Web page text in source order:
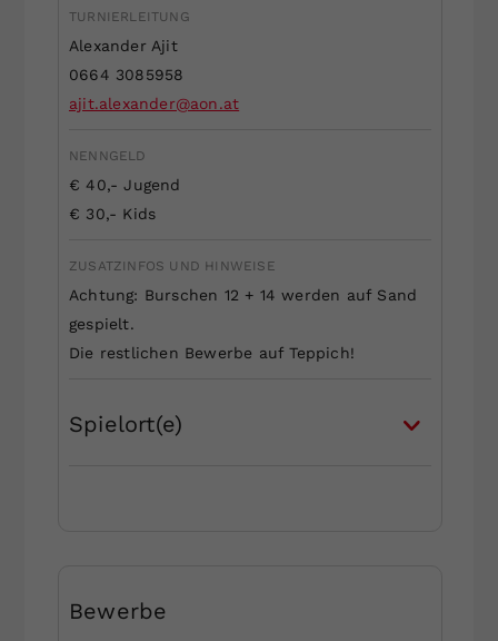
TURNIERLEITUNG
Alexander Ajit
0664 3085958
ajit.alexander@aon.at
NENNGELD
€ 40,- Jugend
€ 30,- Kids
ZUSATZINFOS UND HINWEISE
Achtung: Burschen 12 + 14 werden auf Sand
gespielt.
Die restlichen Bewerbe auf Teppich!
Spielort(e)
Bewerbe
Zweck
Dieser Wert speichert Ihre Consent-
Einstellungen. Unter anderem eine
zufällig generierte ID, für die
historische Speicherung Ihrer